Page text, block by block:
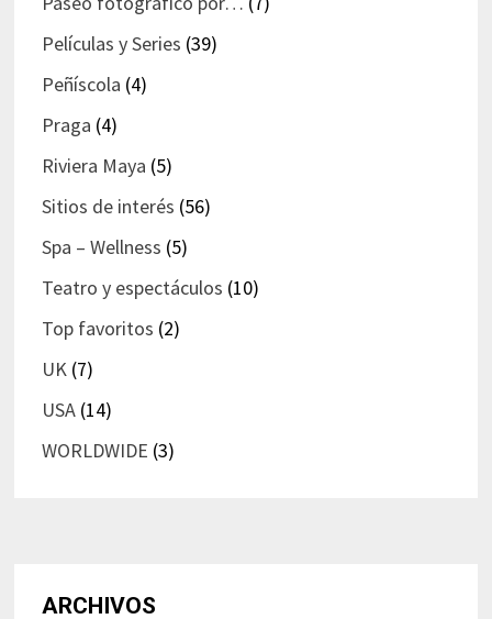
Películas y Series (39)
Peñíscola (4)
Praga (4)
Riviera Maya (5)
Sitios de interés (56)
Spa – Wellness (5)
Teatro y espectáculos (10)
Top favoritos (2)
UK(7)
USA(14)
WORLDWIDE (3)
ARCHIVOS